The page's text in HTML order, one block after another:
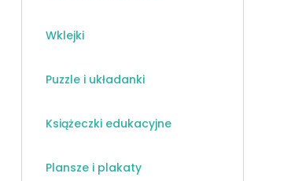
Wklejki
Puzzle i układanki
Książeczki edukacyjne
Plansze i plakaty